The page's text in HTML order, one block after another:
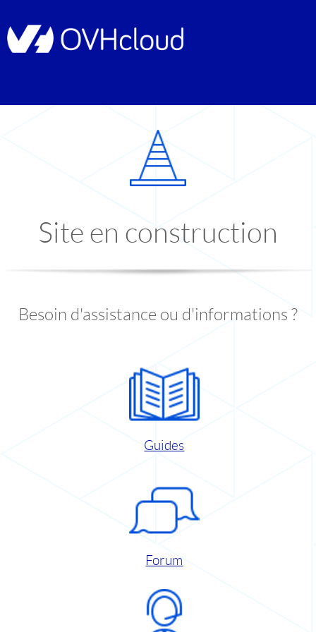
Site en construction
Besoin d'assistance ou d'informations ?
Guides
Forum